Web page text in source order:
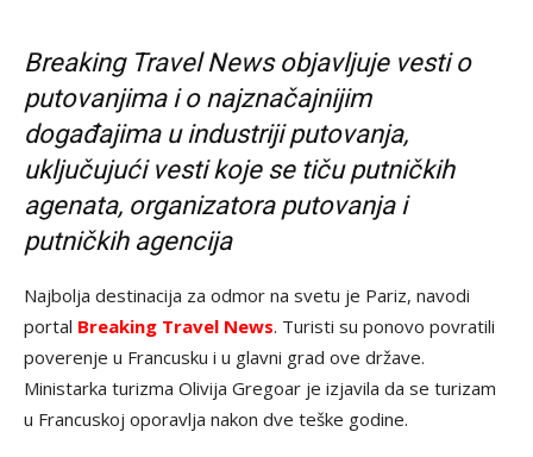
Breaking Travel News objavljuje vesti o
putovanjima i o najznačajnijim
događajima u industriji putovanja,
uključujući vesti koje se tiču putničkih
agenata, organizatora putovanja i
putničkih agencija
Najbolja destinacija za odmor na svetu je Pariz, navodi
portal Breaking Travel News. Turisti su ponovo povratili
poverenje u Francusku i u glavni grad ove države.
Ministarka turizma Olivija Gregoar je izjavila da se turizam
u Francuskoj oporavlja nakon dve teške godine.